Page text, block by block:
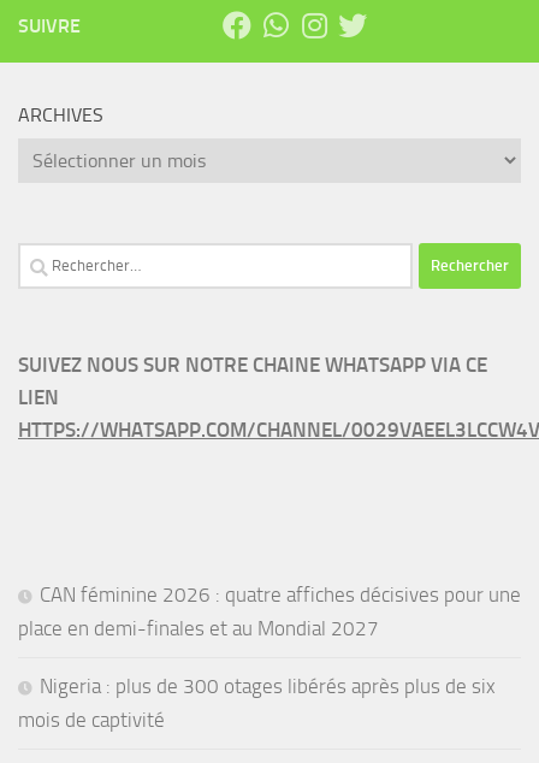
SUIVRE
ARCHIVES
Archives
Rechercher :
SUIVEZ NOUS SUR NOTRE CHAINE WHATSAPP VIA CE
LIEN
HTTPS://WHATSAPP.COM/CHANNEL/
CAN féminine 2026 : quatre affiches décisives pour une
place en demi-finales et au Mondial 2027
Nigeria : plus de 300 otages libérés après plus de six
mois de captivité